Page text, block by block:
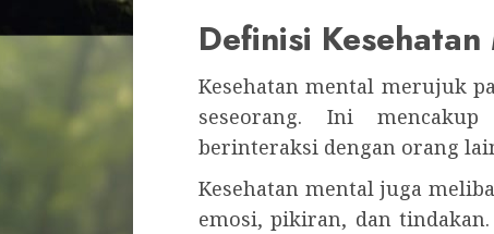
Definisi
Kesehatan mental merujuk
seseorang. Ini
berinteraksi dengan orang
Kesehatan mental juga
emosi, pikiran, dan